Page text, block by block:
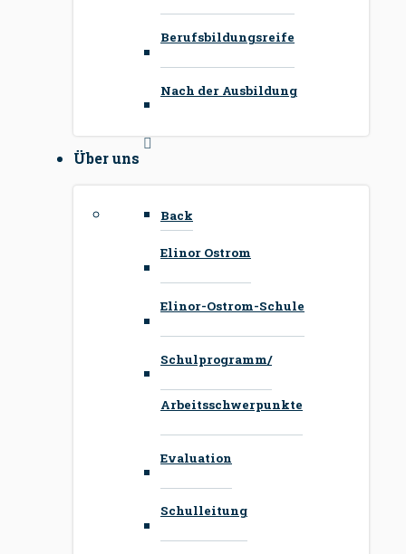
Berufsbildungsreife
Nach der Ausbildung
Über uns
Back
Elinor Ostrom
Elinor-Ostrom-Schule
Schulprogramm/
Arbeitsschwerpunkte
Evaluation
Schulleitung